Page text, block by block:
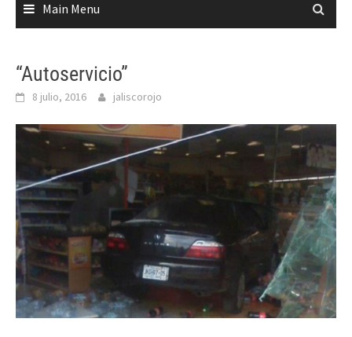
Main Menu
“Autoservicio”
8 julio, 2016 jaliscorojo